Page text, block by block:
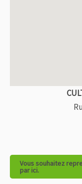
Vous souhaitez
par ici.